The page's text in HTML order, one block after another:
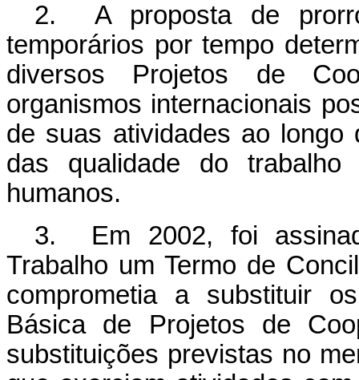
2. A proposta de
temporários por tempo
diversos Projetos de
organismos internacionais
de suas atividades ao
das qualidade do
humanos.
3. Em 2002, foi
Trabalho um Termo de
comprometia a substituir
Básica de Projetos de
substituições previstas no